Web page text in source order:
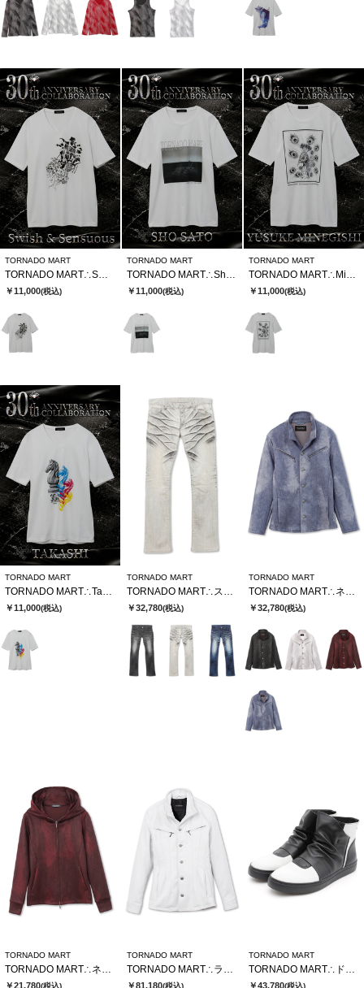
TORNADO MART
￥11,000(税込)
TORNADO MART
￥11,000(税込)
TORNADO MART
￥11,000(税込)
TORNADO MART
TORNADO MART∴TakashixTMコラボTシャツ
￥11,000(税込)
TORNADO MART
TORNADO MART∴ストロングダークダイシューカットデニム
￥32,780(税込)
TORNADO MART
TORNADO MART∴ネオシャツブルゾン
￥32,780(税込)
TORNADO MART
TORNADO MART∴ネオパーカー
￥21,780
TORNADO MART
TORNADO MART∴ラムレザースタンドブルゾン
￥81,180
TORNADO MART
TORNADO MART∴ドレーピングミドルスニーカー
￥43,780